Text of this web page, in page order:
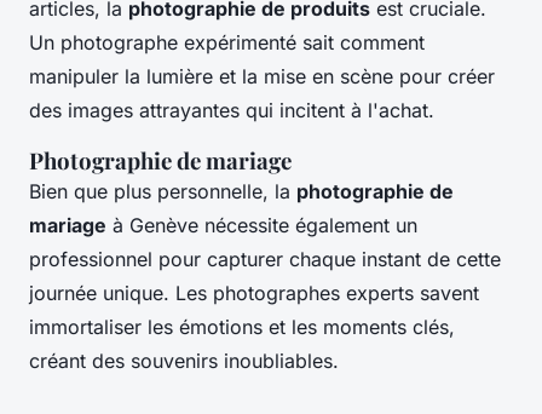
articles, la photographie de produits est cruciale.
Un photographe expérimenté sait comment
manipuler la lumière et la mise en scène pour créer
des images attrayantes qui incitent à l'achat.
Photographie de mariage
Bien que plus personnelle, la photographie de
mariage à Genève nécessite également un
professionnel pour capturer chaque instant de cette
journée unique. Les photographes experts savent
immortaliser les émotions et les moments clés,
créant des souvenirs inoubliables.